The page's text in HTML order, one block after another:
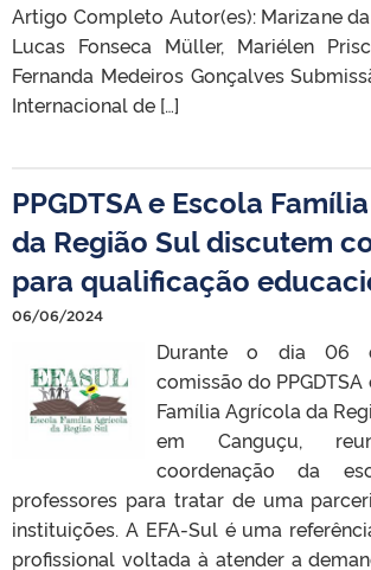
Artigo Completo Autor(es): Marizane
Lucas Fonseca Müller, Mariélen
Fernanda Medeiros Gonçalves
Internacional de […]
PPGDTSA e Escola
da Região Sul discutem
para qualificação
06/06/2024
Durante o dia 06
comissão do
Família Agrícola da
em Canguçu,
coordenação da
professores para tratar de uma
instituições. A EFA-Sul é uma
profissional voltada à atender a